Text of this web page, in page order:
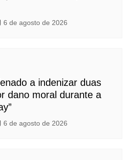
6 de agosto de 2026
a indenizar duas
dano moral durante a
6 de agosto de 2026